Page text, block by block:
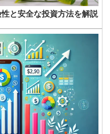
と安全な投資方法を解説